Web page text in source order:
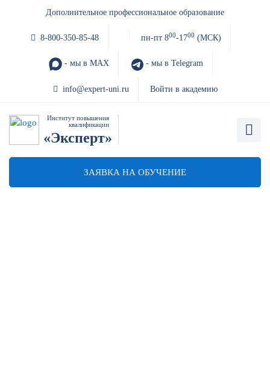
Дополнительное профессиональное образование
8-800-350-85-48 пн-пт 800-1700 (МСК)
- мы в MAX - мы в Telegram
info@expert-uni.ru Войти в академию
Институт повышения
квалификации
«Эксперт»
ЗАЯВКА НА ОБУЧЕНИЕ